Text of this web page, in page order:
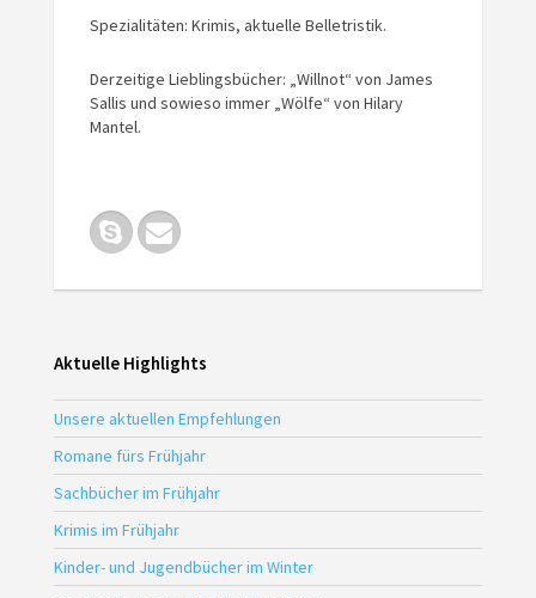
Spezialitäten: Krimis, aktuelle Belletristik.
Derzeitige Lieblingsbücher: „Willnot“ von James
Sallis und sowieso immer „Wölfe“ von Hilary
Mantel.
Aktuelle Highlights
Unsere aktuellen Empfehlungen
Romane fürs Frühjahr
Sachbücher im Frühjahr
Krimis im Frühjahr
Kinder- und Jugendbücher im Winter